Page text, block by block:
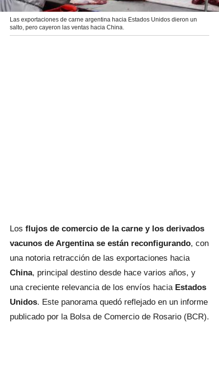
Las exportaciones de carne argentina hacia Estados Unidos dieron un
salto, pero cayeron las ventas hacia China.
Los flujos de comercio de la carne y los derivados
vacunos de Argentina se están reconfigurando, con
una notoria retracción de las exportaciones hacia
China, principal destino desde hace varios años, y
una creciente relevancia de los envíos hacia Estados
Unidos. Este panorama quedó reflejado en un informe
publicado por la Bolsa de Comercio de Rosario (BCR).